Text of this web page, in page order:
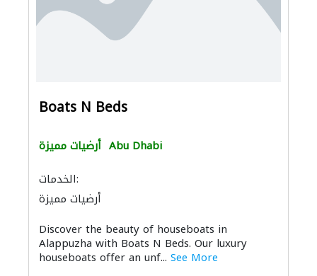
Boats N Beds
أرضيات مميزة Abu Dhabi
الخدمات:
أرضيات مميزة
Discover the beauty of houseboats in
Alappuzha with Boats N Beds. Our luxury
houseboats offer an unf... See More